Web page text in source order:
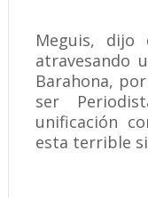
Meguis, dijo
atravesando
Barahona,
ser
unificación
esta terrible